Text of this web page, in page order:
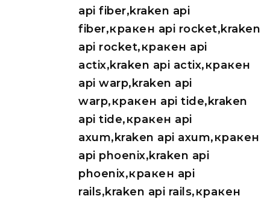
api fiber,kraken api
fiber,кракен api rocket,kraken
api rocket,кракен api
actix,kraken api actix,кракен
api warp,kraken api
warp,кракен api tide,kraken
api tide,кракен api
axum,kraken api axum,кракен
api phoenix,kraken api
phoenix,кракен api
rails,kraken api rails,кракен